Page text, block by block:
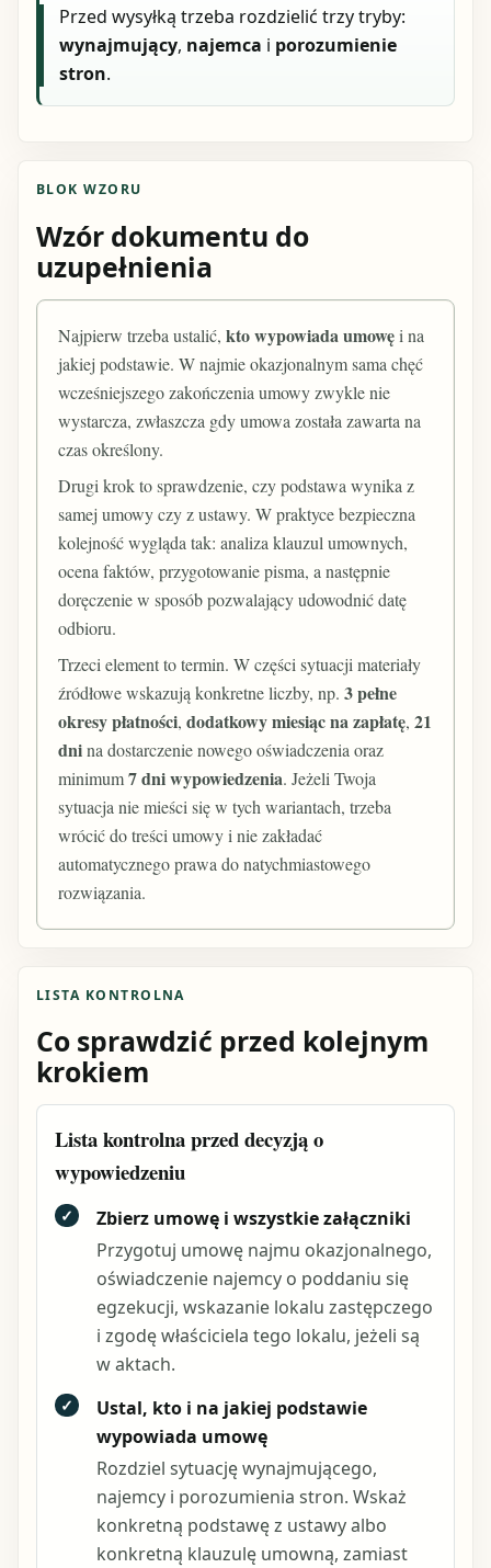
Przed wysyłką trzeba rozdzielić trzy tryby:
wynajmujący, najemca i porozumienie
stron.
BLOK WZORU
Wzór dokumentu do
uzupełnienia
Najpierw trzeba ustalić,kto wypowiada umowęi na
jakiej podstawie. W najmie okazjonalnym sama chęć
wcześniejszego zakończenia umowy zwykle nie
wystarcza, zwłaszcza gdy umowa została zawarta na
czas określony.
Drugi krok to sprawdzenie, czy podstawa wynika z
samej umowy czy z ustawy. W praktyce bezpieczna
kolejność wygląda tak: analiza klauzul umownych,
ocena faktów, przygotowanie pisma, a następnie
doręczenie w sposób pozwalający udowodnić datę
odbioru.
Trzeci element to termin. W części sytuacji materiały
źródłowe wskazują konkretne liczby, np.3 pełne
okresy płatności,dodatkowy miesiąc na zapłatę,21
dnina dostarczenie nowego oświadczenia oraz
minimum7 dni wypowiedzenia. Jeżeli Twoja
sytuacja nie mieści się w tych wariantach, trzeba
wrócić do treści umowy i nie zakładać
automatycznego prawa do natychmiastowego
rozwiązania.
LISTA KONTROLNA
Co sprawdzić przed kolejnym
krokiem
Lista kontrolna przed decyzją o
wypowiedzeniu
✓
Zbierz umowę i wszystkie załączniki
Przygotuj umowę najmu okazjonalnego,
oświadczenie najemcy o poddaniu się
egzekucji, wskazanie lokalu zastępczego
i zgodę właściciela tego lokalu, jeżeli są
w aktach.
✓
Ustal, kto i na jakiej podstawie
wypowiada umowę
Rozdziel sytuację wynajmującego,
najemcy i porozumienia stron. Wskaż
konkretną podstawę z ustawy albo
konkretną klauzulę umowną, zamiast